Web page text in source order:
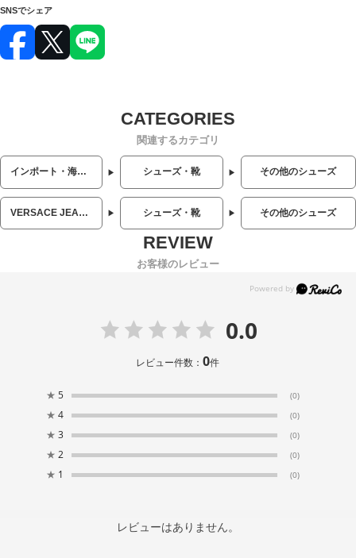
SNSでシェア
関連するカテゴリ
インポート・海外人気ブランド シューズ・靴 その他のシューズ
VERSACE JEANS COUTURE (ヴェルサーチェ ジーンズクチュール) シューズ・靴 その他のシューズ
お客様のレビュー
0.0
レビュー件数：0件
★ 5 (0)
★ 4 (0)
★ 3 (0)
★ 2 (0)
★ 1 (0)
レビューはありません。